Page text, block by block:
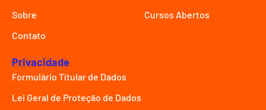
Sobre
Contato
Cursos Abertos
Privacidade
Formulário Títular de Dados
Lei Geral de Proteção de Dados